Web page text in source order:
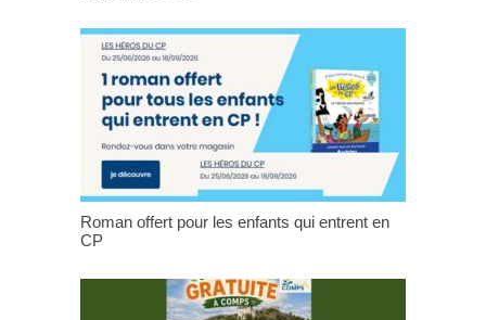
Roman offert pour les enfants qui entrent en
CP